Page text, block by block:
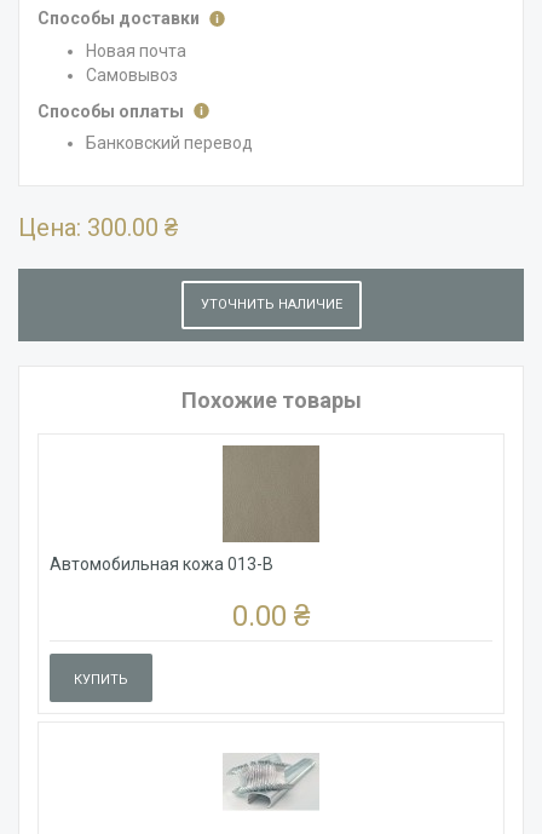
Способы доставки
Новая почта
Самовывоз
Способы оплаты
Банковский перевод
Цена: 300.00 ₴
УТОЧНИТЬ НАЛИЧИЕ
Похожие товары
Автомобильная кожа 013-B
0.00 ₴
КУПИТЬ